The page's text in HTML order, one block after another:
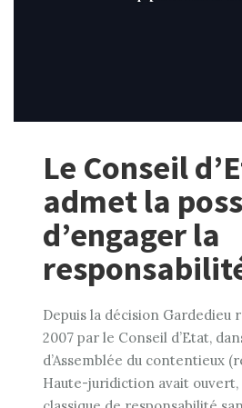
Le Conseil
admet la
d’engager la
Depuis la décision Gardedieu
2007 par le Conseil d’Etat,
d’Assemblée du contentieux
Haute-juridiction avait ouvert,